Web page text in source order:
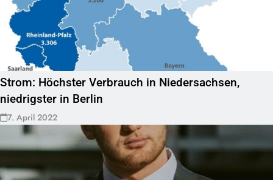
Strom: Höchster Verbrauch in Niedersachsen,
niedrigster in Berlin
7. April 2022